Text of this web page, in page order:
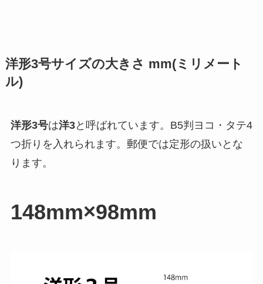
洋形3号サイズの大きさ mm(ミリメート
ル)
洋形3号は洋3と呼ばれています。 B5判ヨコ・タテ4
つ折り を入れられます。郵便では定形の扱いとな
ります。
148mm×98mm